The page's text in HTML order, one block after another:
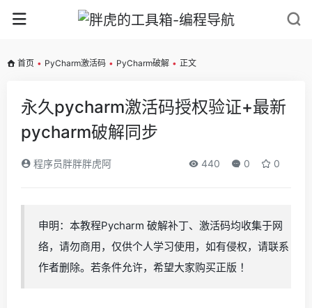
首页 • PyCharm激活码 • PyCharm破解 • 正文
永久pycharm激活码授权验证+最新
pycharm破解同步
程序员胖胖胖虎阿 440 0 0
申明：本教程Pycharm 破解补丁、激活码均收集于网
络，请勿商用，仅供个人学习使用，如有侵权，请联系
作者删除。若条件允许，希望大家购买正版 ！